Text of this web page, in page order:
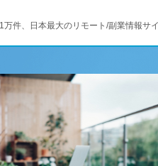
万件、日本最大のリモート/副業情報サ